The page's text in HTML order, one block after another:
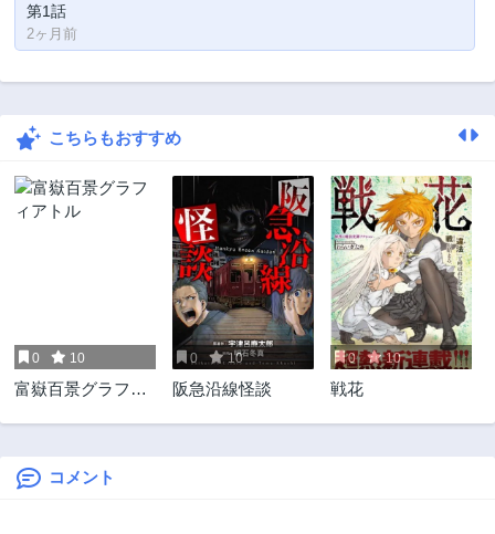
第1話
2ヶ月前
こちらもおすすめ
0 10
富嶽百景グラフィ
0 10
阪急沿線怪談
0 10
戦花
コメント